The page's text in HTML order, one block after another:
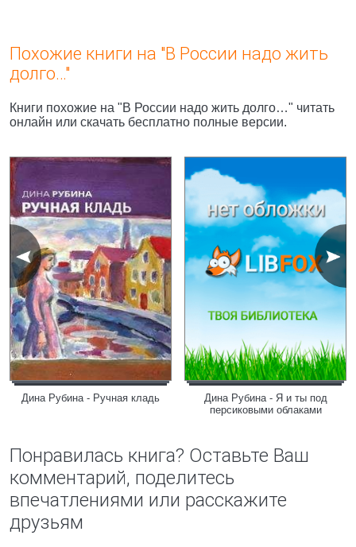
Похожие книги на "В России надо жить
долго…"
Книги похожие на "В России надо жить долго…" читать
онлайн или скачать бесплатно полные версии.
Дина Рубина - Ручная кладь
Дина Рубина - Я и ты под
персиковыми облаками
Понравилась книга? Оставьте Ваш
комментарий, поделитесь
впечатлениями или расскажите
друзьям